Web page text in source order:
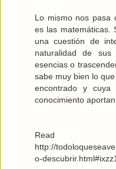
Lo mismo nos pasa
es las matemáticas.
una cuestión de
naturalidad de
esencias o
sabe muy bien lo
encontrado y cuya
conocimiento
http://
o-